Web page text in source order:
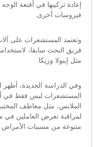
إعادة تركيبها في أقنعة الوجه
فيروسات أخرى.
وتعتمد المستشعرات على
فريق البحث سابقا،
مثل إيبولا وزيكا.
وفي الدراسة الجديدة، أظهر
المستشعرات ليس فقط في
الملابس، مثل معاطف
لمراقبة تعرض العاملين في
متنوعة من مسببات الأمراض